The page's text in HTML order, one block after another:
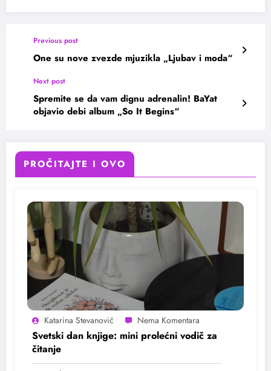
Previous post
One su nove zvezde mjuzikla „Ljubav i moda“
Next post
Spremite se da vam dignu adrenalin! BaYat
objavio debi album „So It Begins“
PROČITAJTE I OVO
Katarina Stevanović
Svetski dan knjige: mini prolećni vodič za
čitanje